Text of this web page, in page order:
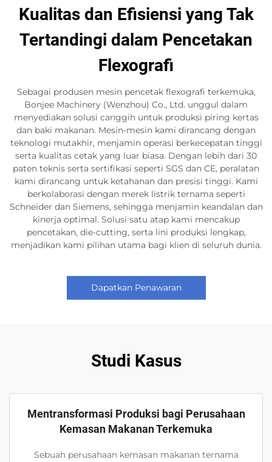
Kualitas dan Efisiensi yang Tak
Tertandingi dalam Pencetakan
Flexografi
Sebagai produsen mesin pencetak flexografi terkemuka,
Bonjee Machinery (Wenzhou) Co., Ltd. unggul dalam
menyediakan solusi canggih untuk produksi piring kertas
dan baki makanan. Mesin-mesin kami dirancang dengan
teknologi mutakhir, menjamin operasi berkecepatan tinggi
serta kualitas cetak yang luar biasa. Dengan lebih dari 30
paten teknis serta sertifikasi seperti SGS dan CE, peralatan
kami dirancang untuk ketahanan dan presisi tinggi. Kami
berkolaborasi dengan merek listrik ternama seperti
Schneider dan Siemens, sehingga menjamin keandalan dan
kinerja optimal. Solusi satu atap kami mencakup
pencetakan, die-cutting, serta lini produksi lengkap,
menjadikan kami pilihan utama bagi klien di seluruh dunia.
Dapatkan Penawaran
Studi Kasus
Mentransformasi Produksi bagi Perusahaan
Kemasan Makanan Terkemuka
Sebuah perusahaan kemasan makanan ternama